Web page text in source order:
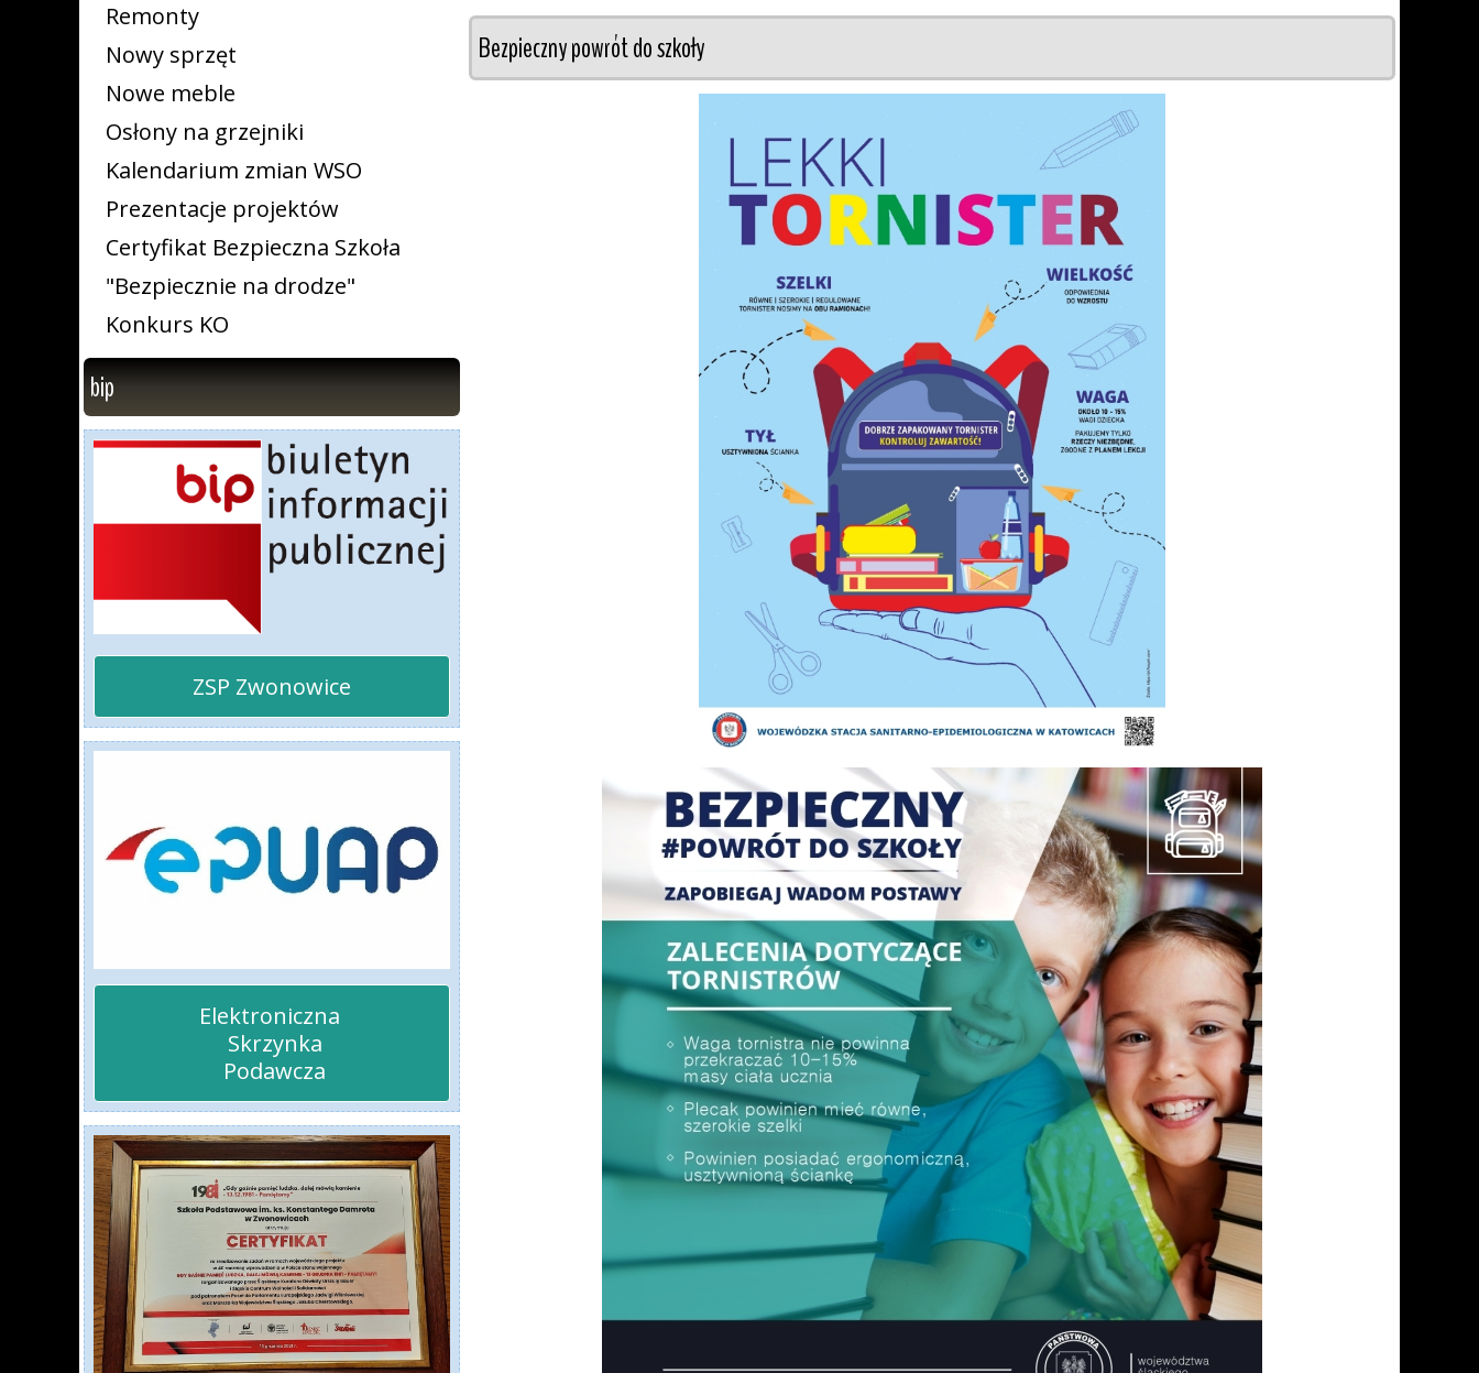
Bezpieczny powrót do szkoły
Remonty
Nowy sprzęt
Nowe meble
Osłony na grzejniki
Kalendarium zmian WSO
Prezentacje projektów
Certyfikat Bezpieczna Szkoła
"Bezpiecznie na drodze"
Konkurs KO
bip
ZSP Zwonowice
Elektroniczna
Podawcza